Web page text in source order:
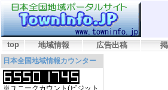
top 地域情報 広告出稿
日本全国地域情報カウンター
※ユニークカウント(ビジット